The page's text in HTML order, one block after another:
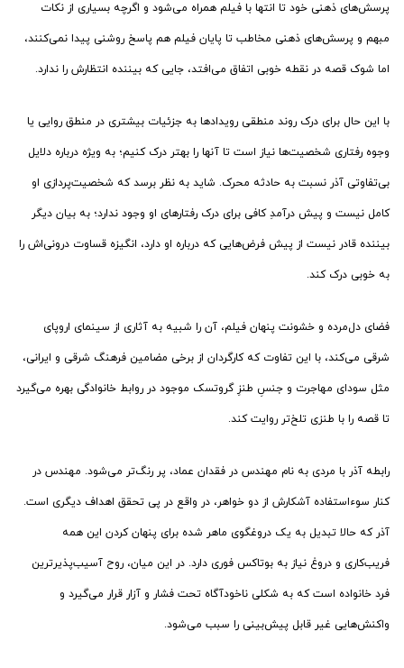
پرسش‌های ذهنی خود تا انتها با فیلم همراه می‌شود و اگرچه بسیاری از نکات
مبهم و پرسش‌های ذهنی مخاطب تا پایان فیلم هم پاسخ روشنی پیدا نمی‌کنند،
اما شوک قصه در نقطه خوبی اتفاق می‌افتد، جایی که بیننده انتظارش را ندارد.
با این حال برای درک روند منطقی رویدادها به جزئیات بیشتری در منطق روایی یا
وجوه رفتاری شخصیت‌ها نیاز است تا آنها را بهتر درک کنیم؛ به ویژه درباره دلایل
بی‌تفاوتی آذر نسبت به حادثه محرک. شاید به نظر برسد که شخصیت‌پردازی او
کامل نیست و پیش درآمدِ کافی برای درک رفتارهای او وجود ندارد؛ به بیان دیگر
بیننده قادر نیست از پیش فرض‌هایی که درباره او دارد، انگیزه قساوت درونی‌اش را
به خوبی درک کند.
فضای دل‌مرده و خشونت پنهان فیلم، آن را شبیه به آثاری از سینمای اروپای
شرقی می‌کند، با این تفاوت که کارگردان از برخی مضامین فرهنگ شرقی و ایرانی،
مثل سودای مهاجرت و جنسِ طنزِ گروتسک موجود در روابط خانوادگی بهره می‌گیرد
تا قصه را با طنزی تلخ‌تر روایت کند.
رابطه آذر با مردی به نام مهندس در فقدان عماد، پر رنگ‌تر می‌شود. مهندس در
کنار سوءاستفاده آشکارش از دو خواهر، در واقع در پی تحقق اهداف دیگری است.
آذر که حالا تبدیل به یک دروغگوی ماهر شده برای پنهان کردن این همه
فریب‌کاری‌ و دروغ نیاز به بوتاکس فوری دارد. در این میان، روح آسیب‌پذیرترین
فرد خانواده است که به شکلی ناخودآگاه تحت فشار و آزار قرار می‌گیرد و
واکنش‌هایی غیر قابل پیش‌بینی را سبب می‌شود.